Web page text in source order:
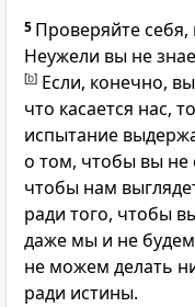
5 Проверяйте
Неужели вы не
[b] Если, конечно,
что касается нас,
испытание
о том, чтобы вы не
чтобы нам
ради того, чтобы
даже мы и не
не можем делать
ради истины.